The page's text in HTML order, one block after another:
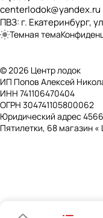
centerlodok@yandex.ru
ПВЗ: г. Екатеринбург,
Темная тема
© 2026 Центр лодок
ИП Попов Алексей
ИНН 741106470404
ОГРН 304741105800062
Юридический адрес
Пятилетки, 68 магазин «